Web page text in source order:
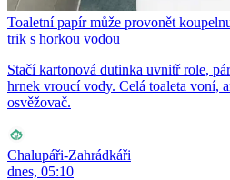
Toaletní papír může provonět
trik s horkou vodou
Stačí kartonová dutinka uvnitř role,
hrnek vroucí vody. Celá toaleta voní,
osvěžovač.
Chalupáři-Zahrádkáři
dnes, 05:10